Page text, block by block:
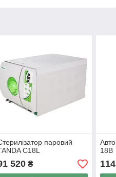
паровий
C18L
520₴
18B